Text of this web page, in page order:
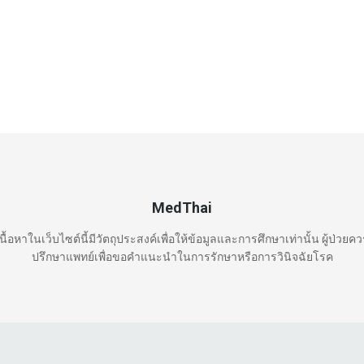
MedThai
อหาในเว็บไซต์นี้มีวัตถุประสงค์เพื่อให้ข้อมูลและการศึกษาเท่านั้น ผู้ป่วยค
ปรึกษาแพทย์เพื่อขอคำแนะนำในการรักษาหรือการวินิจฉัยโรค